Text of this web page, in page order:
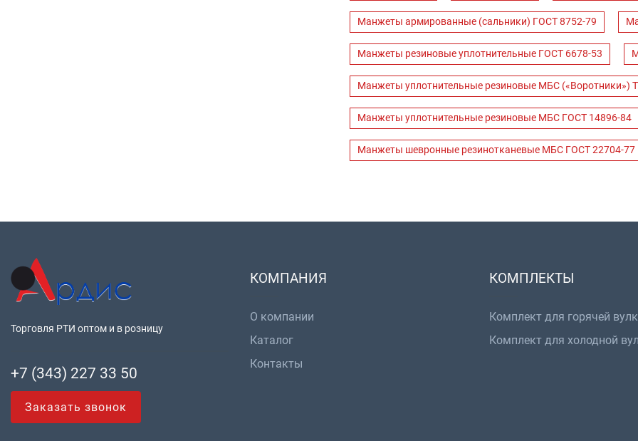
Манжеты армированные (сальники) ГОСТ 8752-79
Манжеты резиновые уплотнительные ГОСТ 6678-53
Манжеты уплотнительные резиновые МБС («Воротники»)
Манжеты уплотнительные резиновые МБС ГОСТ 14896-84
Манжеты шевронные резинотканевые МБС ГОСТ 22704-77
Торговля РТИ оптом и в розницу
+7 (343) 227 33 50
Заказать звонок
КОМПАНИЯ
О компании
Каталог
Контакты
КОМПЛЕКТЫ
Комплект для горячей
Комплект для холодной